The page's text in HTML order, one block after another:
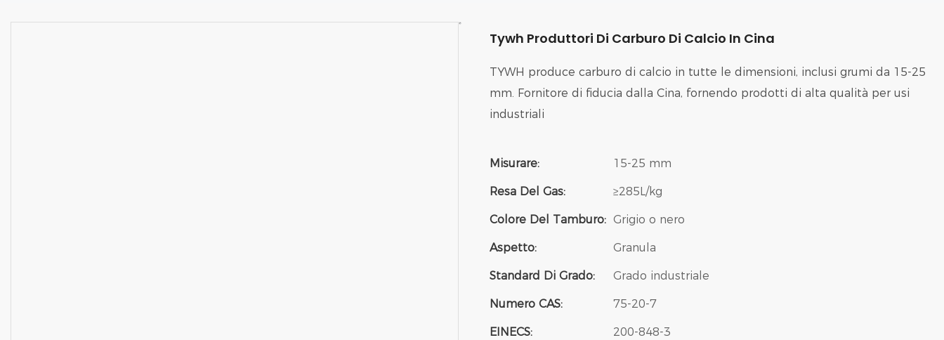
Tywh Produttori Di Carburo Di Calcio In Cina
TYWH produce carburo di calcio in tutte le dimensioni, inclusi grumi da 15-25
mm. Fornitore di fiducia dalla Cina, fornendo prodotti di alta qualità per usi
industriali
Misurare: 15-25 mm
Resa Del Gas: ≥285L/kg
Colore Del Tamburo: Grigio o nero
Aspetto: Granula
Standard Di Grado: Grado industriale
Numero CAS: 75-20-7
EINECS: 200-848-3